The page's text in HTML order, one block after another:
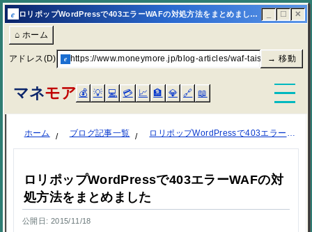
e ロリポップWordPressで403エラーWAFの対処方法をまとめました | マネモア ☐ ✕
⌂ ホーム
アドレス(D) e https://www.moneymore.jp/blog-articles/waf-taisaku3/
→ 移動
マネモア 💰 💡 💻 💳 📈 🏦 💎 🔗 📖
ホーム ブログ記事一覧 ロリポップWordPressで403エラーWAFの対処方法をまとめました
ロリポップWordPressで403エラーWAFの対
処方法をまとめました
公開日: 2015/11/18